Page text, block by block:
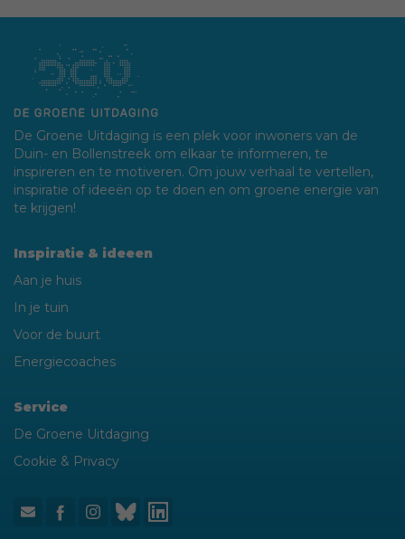
De Groene Uitdaging is een plek voor inwoners van de
Duin- en Bollenstreek om elkaar te informeren, te
inspireren en te motiveren. Om jouw verhaal te vertellen,
inspiratie of ideeën op te doen en om groene energie van
te krijgen!
Inspiratie & ideeen
Aan je huis
In je tuin
Voor de buurt
Energiecoaches
Service
De Groene Uitdaging
Cookie & Privacy